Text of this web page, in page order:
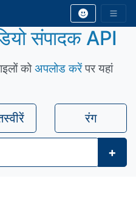
संपादक API
कोअपलोड करेंपर यहां
रंग
+